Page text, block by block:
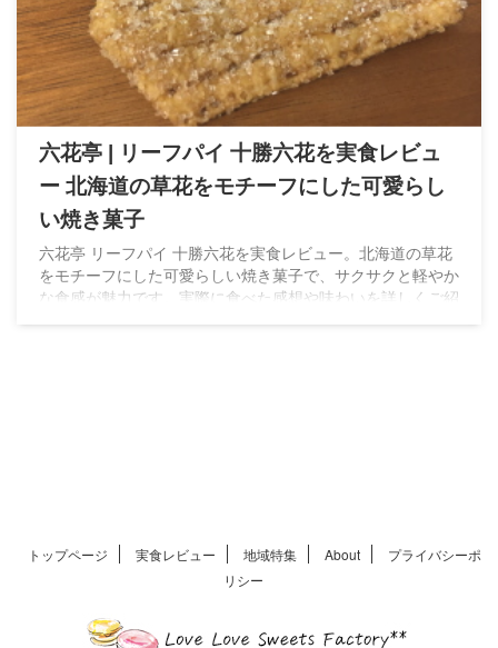
六花亭 | リーフパイ 十勝六花を実食レビュ
ー 北海道の草花をモチーフにした可愛らし
い焼き菓子
六花亭 リーフパイ 十勝六花を実食レビュー。北海道の草花
をモチーフにした可愛らしい焼き菓子で、サクサクと軽やか
な食感が魅力です。実際に食べた感想や味わいを詳しくご紹
トップページ 実食レビュー 地域特集 About
プライバシーポ
リシー